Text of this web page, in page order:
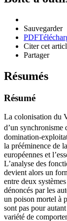
Sauvegarder
PDF
Citer cet
Partager
Résumés
Résumé
La colonisation du
d’un
domination-
la prééminence de
européennes et
L’analyse des
devient alors un
entre deux
dénoncés par les
un poison mortel à
sont pas pour
variété de